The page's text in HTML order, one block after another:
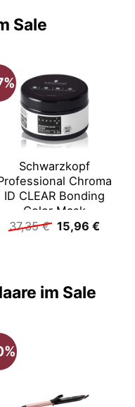
Sale
Schwarzkopf
Chroma
ID CLEAR Bonding
Color Mask
Farbmaske Weiß
37,35€
Preis
15,96 €
im Sale